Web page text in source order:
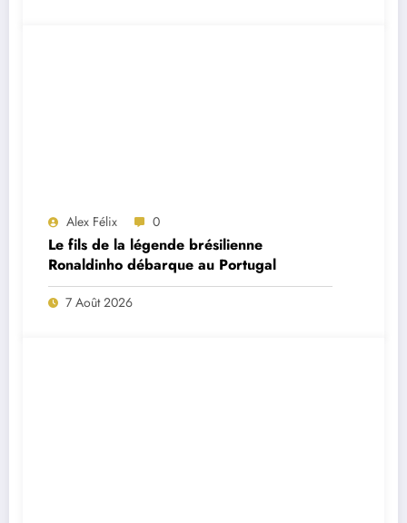
Alex Félix 0
Le fils de la légende brésilienne
Ronaldinho débarque au Portugal
7 Août 2026